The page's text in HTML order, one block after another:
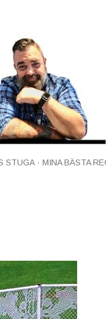
STUGA MINA BÄSTA